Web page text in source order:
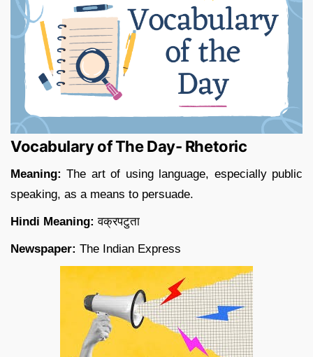
Vocabulary of The Day- Rhetoric
Meaning: The art of using language, especially public
speaking, as a means to persuade.
Hindi Meaning: वक्रपटुता
Newspaper: The Indian Express